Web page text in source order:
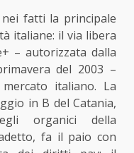
fatti la principale
italiane: il via libera
– autorizzata dalla
del 2003 –
italiano. La
in B del Catania,
organici della
fa il paio con